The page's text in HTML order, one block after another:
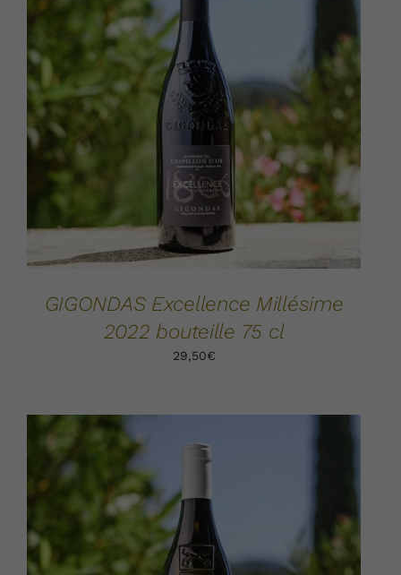
AJOUTER AU PANIER / DÉTAILS
GIGONDAS Excellence Millésime
2022 bouteille 75 cl
29,50€